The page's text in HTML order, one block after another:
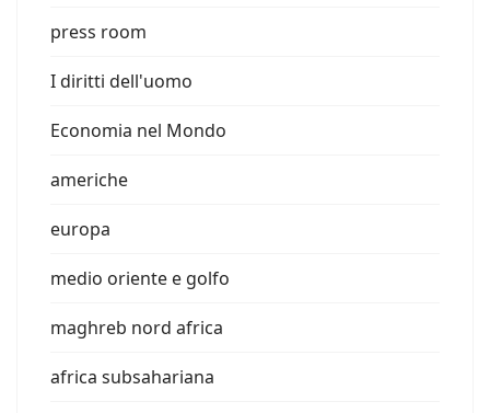
press room
I diritti dell'uomo
Economia nel Mondo
americhe
europa
medio oriente e golfo
maghreb nord africa
africa subsahariana